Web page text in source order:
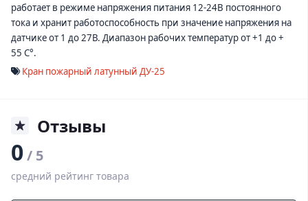
работает в режиме напряжения питания 12-24В постоянного
тока и хранит работоспособность при значение напряжения на
датчике от 1 до 27В. Диапазон рабочих температур от +1 до +
55 C°.
Кран пожарный латунный ДУ-25
Отзывы
0/ 5
средний рейтинг товара